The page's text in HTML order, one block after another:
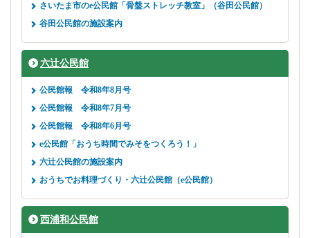
さいたま市のe公民館「骨盤ストレッチ教室」（谷田公民館）
谷田公民館の施設案内
六辻公民館
公民館報 令和8年8月号
公民館報 令和8年7月号
公民館報 令和8年6月号
e公民館「おうち時間でみそをつくろう！」
六辻公民館の施設案内
おうちでお料理づくり・六辻公民館（e公民館）
西浦和公民館